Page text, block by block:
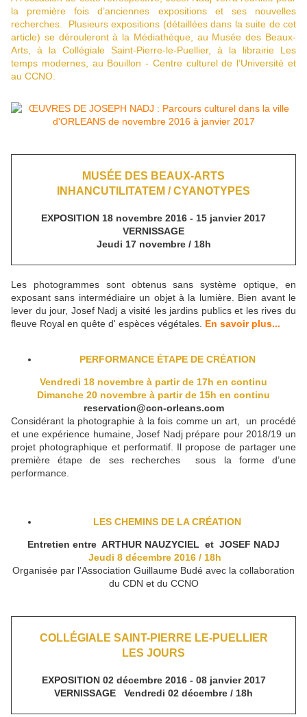
la première fois d’anciennes expositions et ses nouvelles
recherches. Plusieurs expositions (détaillées dans la suite de cet
article) se dérouleront à la Médiathèque, au Musée des Beaux-
Arts, à la Collégiale Saint-Pierre-le-Puellier, à la librairie Les
temps modernes, au Bouillon - Centre culturel de l’Université et
au CCNO.
MUSÉE DES BEAUX-ARTS
INHANCUTILITATEM / CYANOTYPES
EXPOSITION 18 novembre 2016 - 15 janvier 2017
VERNISSAGE
Jeudi 17 novembre / 18h
Les photogrammes sont obtenus sans système optique, en
exposant sans intermédiaire un objet à la lumière. Bien avant le
lever du jour, Josef Nadj a visité les jardins publics et les rives du
fleuve Royal en quête d' espèces végétales. En savoir plus...
PERFORMANCE ÉTAPE DE CRÉATION
Vendredi 18 novembre à partir de 17h en continu
Dimanche 20 novembre à partir de 15h en continu
reservation@ccn-orleans.com
Considérant la photographie à la fois comme un art, un procédé
et une expérience humaine, Josef Nadj prépare pour 2018/19 un
projet photographique et performatif. Il propose de partager une
première étape de ses recherches sous la forme d’une
performance.
LES CHEMINS DE LA CRÉATION
Entretien entre ARTHUR NAUZYCIEL et JOSEF NADJ
Jeudi 8 décembre 2016 / 18h
Organisée par l’Association Guillaume Budé avec la collaboration
du CDN et du CCNO
COLLÉGIALE SAINT-PIERRE LE-PUELLIER
LES JOURS
EXPOSITION 02 décembre 2016 - 08 janvier 2017
VERNISSAGE Vendredi 02 décembre / 18h